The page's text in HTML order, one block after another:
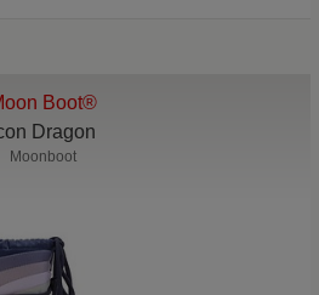
Boot®
Dragon
Moonboot